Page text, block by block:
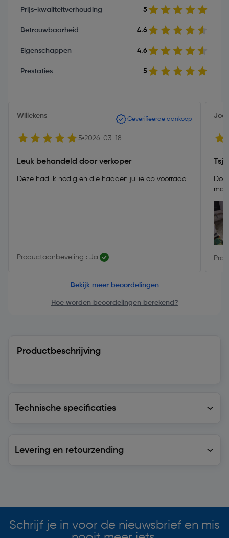
Prijs-kwaliteitverhouding 5
Betrouwbaarheid 4.6
Eigenschappen 4.6
Prestaties 5
Willekens Geverifieerde aankoop
5 2026-03-18
Leuk behandeld door verkoper
Deze had ik nodig en die hadden jullie op voorraad
Productaanbeveling : Ja
Tsja
Bekijk meer beoordelingen
Hoe worden beoordelingen berekend?
Productbeschrijving
Technische specificaties
Levering en retourzending
Schrijf je in voor de nieuwsbrief en mis